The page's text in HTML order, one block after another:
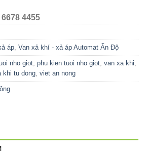
4455
áp Van xả khí - xả áp Automat Ấn Độ
nho giot phu kien tuoi nho giot van xa khi
khi tu dong viet an nong